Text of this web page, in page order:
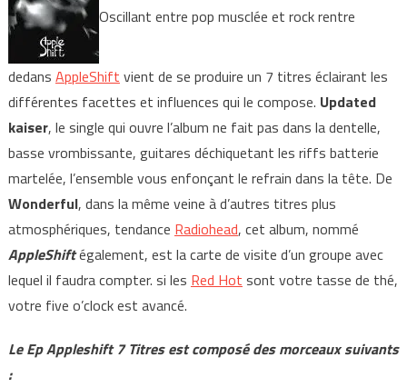
Oscillant entre pop musclée et rock rentre
dedans AppleShift vient de se produire un 7 titres éclairant les
différentes facettes et influences qui le compose. Updated
kaiser, le single qui ouvre l’album ne fait pas dans la dentelle,
basse vrombissante, guitares déchiquetant les riffs batterie
martelée, l’ensemble vous enfonçant le refrain dans la tête. De
Wonderful, dans la même veine à d’autres titres plus
atmosphériques, tendance Radiohead, cet album, nommé
AppleShiftégalement, est la carte de visite d’un groupe avec
lequel il faudra compter. si les Red Hot sont votre tasse de thé,
votre five o’clock est avancé.
LeEpAppleshift 7 Titres est composé des morceaux suivants
: